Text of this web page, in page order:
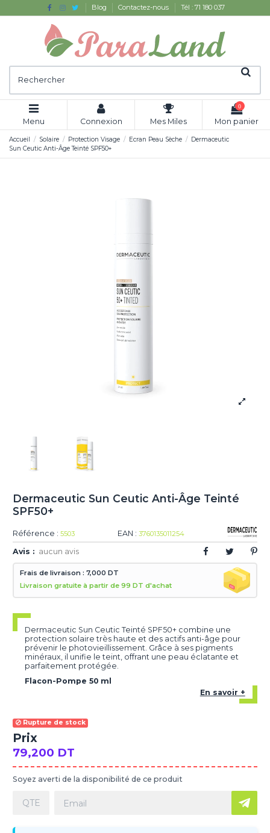
Blog Contactez-nous Tél : 71 180 037
Menu Connexion Mes Miles
0
Mon panier
Accueil Solaire Protection Visage Ecran Peau Sèche
Dermaceutic
Sun Ceutic Anti-Âge Teinté SPF50+
Dermaceutic Sun Ceutic Anti-Âge Teinté
SPF50+
Référence : 5503 EAN : 3760135011254
Avis : aucun avis
Frais de livraison : 7,000 DT
Livraison gratuite à partir de 99 DT d'achat
Dermaceutic Sun Ceutic Teinté SPF50+ combine une
protection solaire très haute et des actifs anti-âge pour
prévenir le photovieillissement. Grâce à ses pigments
minéraux, il unifie le teint, offrant une peau éclatante et
parfaitement protégée.
Flacon-Pompe 50 ml
En savoir +
Rupture de stock
Prix
79,200 DT
Soyez averti de la disponibilité de ce produit